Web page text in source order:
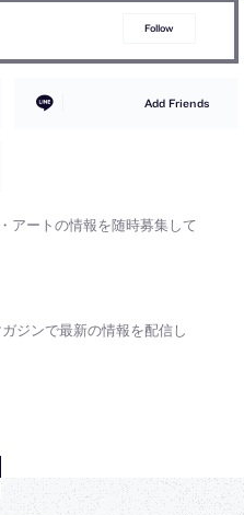
Follow
Add Friends
アートの情報を随時募集して
ジンで最新の情報を配信し